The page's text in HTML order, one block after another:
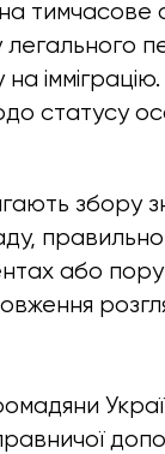
тимчасове
імміграцію.
статусу
збору
або